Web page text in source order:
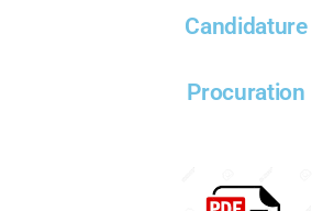
Candidature
Procuration